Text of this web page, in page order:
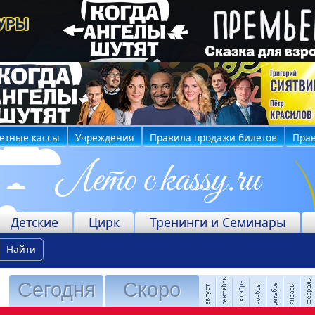
кассы Учреждения Правила продажи билетов
Детские Цирк Тренинги и Семинары
Найти
Сегодня Скоро